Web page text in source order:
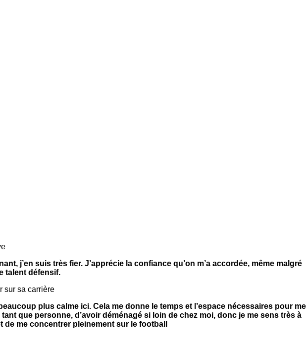
j’en suis très fier. J’apprécie la confiance qu’on m’a accordée, même malgré
talent défensif.
sur sa carrière
plus calme ici. Cela me donne le temps et l’espace nécessaires pour me
que personne, d’avoir déménagé si loin de chez moi, donc je me sens très à
de me concentrer pleinement sur le football